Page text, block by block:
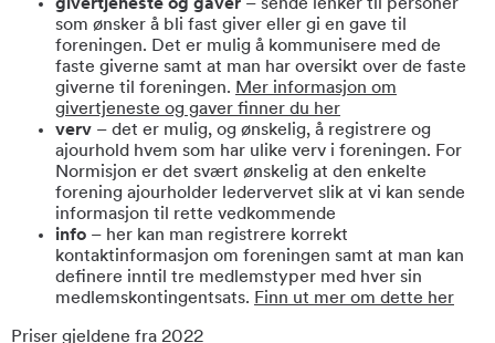
givertjeneste og gaver – sende lenker til personer
som ønsker å bli fast giver eller gi en gave til
foreningen. Det er mulig å kommunisere med de
faste giverne samt at man har oversikt over de faste
giverne til foreningen. Mer informasjon om
givertjeneste og gaver finner du her
verv – det er mulig, og ønskelig, å registrere og
ajourhold hvem som har ulike verv i foreningen. For
Normisjon er det svært ønskelig at den enkelte
forening ajourholder ledervervet slik at vi kan sende
informasjon til rette vedkommende
info – her kan man registrere korrekt
kontaktinformasjon om foreningen samt at man kan
definere inntil tre medlemstyper med hver sin
medlemskontingentsats. Finn ut mer om dette her
Priser gjeldene fra 2022